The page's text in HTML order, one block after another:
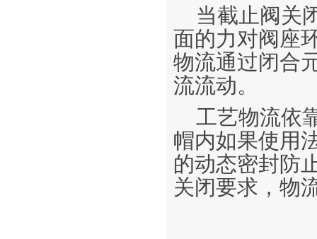
当截止阀关
面的力对阀座
物流通过闭合
流流动。
工艺物流依
帽内如果使用
的动态密封防
关闭要求，物